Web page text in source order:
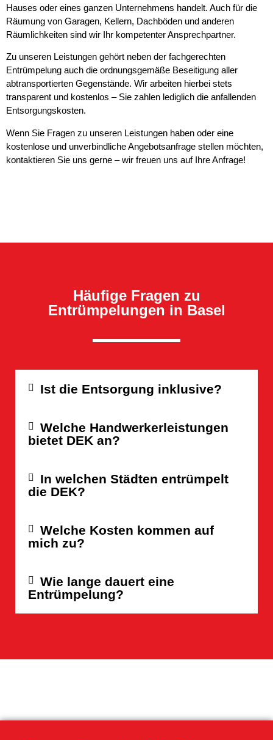
Hauses oder eines ganzen Unternehmens handelt. Auch für die
Räumung von Garagen, Kellern, Dachböden und anderen
Räumlichkeiten sind wir Ihr kompetenter Ansprechpartner.
Zu unseren Leistungen gehört neben der fachgerechten
Entrümpelung auch die ordnungsgemäße Beseitigung aller
abtransportierten Gegenstände. Wir arbeiten hierbei stets
transparent und kostenlos – Sie zahlen lediglich die anfallenden
Entsorgungskosten.
Wenn Sie Fragen zu unseren Leistungen haben oder eine
kostenlose und unverbindliche Angebotsanfrage stellen möchten,
kontaktieren Sie uns gerne – wir freuen uns auf Ihre Anfrage!
Häufige Fragen zu
Entrümpelungen in Basel
Ist die Entsorgung inklusive?
Welche Handwerkerleistungen
bietet DEK an?
In welchen Städten entrümpelt
die DEK?
Welche Kosten kommen auf
mich zu?
Wie lange dauert eine
Entrümpelung?